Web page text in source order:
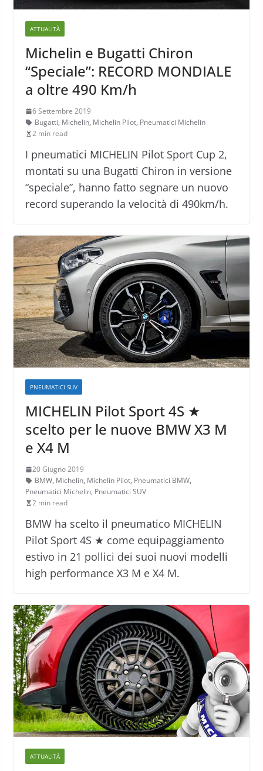
ATTUALITÀ
Michelin e Bugatti Chiron
“Speciale”: RECORD MONDIALE
a oltre 490 Km/h
6 Settembre 2019
Bugatti, Michelin, Michelin Pilot, Pneumatici Michelin
2 min read
I pneumatici MICHELIN Pilot Sport Cup 2,
montati su una Bugatti Chiron in versione
“speciale”, hanno fatto segnare un nuovo
record superando la velocità di 490km/h.
PNEUMATICI SUV
MICHELIN Pilot Sport 4S ★
scelto per le nuove BMW X3 M
e X4 M
20 Giugno 2019
BMW, Michelin, Michelin Pilot, Pneumatici BMW,
Pneumatici Michelin, Pneumatici SUV
2 min read
BMW ha scelto il pneumatico MICHELIN
Pilot Sport 4S ★ come equipaggiamento
estivo in 21 pollici dei suoi nuovi modelli
high performance X3 M e X4 M.
ATTUALITÀ